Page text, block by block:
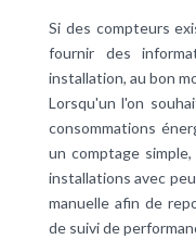
Si des compteurs
fournir des
installation, au bon
Lorsqu'un l'on
consommations
un comptage
installations avec
manuelle afin de
de suivi de